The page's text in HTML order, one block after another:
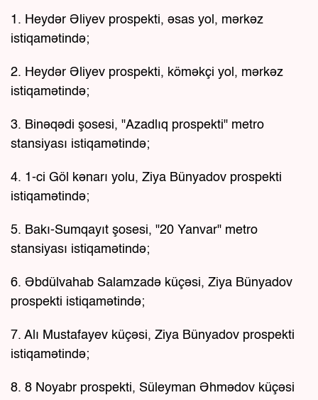
1. Heydər Əliyev prospekti, əsas yol, mərkəz
istiqamətində;
2. Heydər Əliyev prospekti, köməkçi yol, mərkəz
istiqamətində;
3. Binəqədi şosesi, "Azadlıq prospekti" metro
stansiyası istiqamətində;
4. 1-ci Göl kənarı yolu, Ziya Bünyadov prospekti
istiqamətində;
5. Bakı-Sumqayıt şosesi, "20 Yanvar" metro
stansiyası istiqamətində;
6. Əbdülvahab Salamzadə küçəsi, Ziya Bünyadov
prospekti istiqamətində;
7. Alı Mustafayev küçəsi, Ziya Bünyadov prospekti
istiqamətində;
8. 8 Noyabr prospekti, Süleyman Əhmədov küçəsi